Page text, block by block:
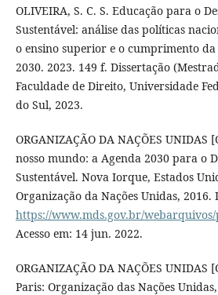
OLIVEIRA, S. C. S. Educação para o
Sustentável: análise das políticas
o ensino superior e o cumprimento
2030. 2023. 149 f. Dissertação
Faculdade de Direito, Universidade
do Sul, 2023.
ORGANIZAÇÃO DA NAÇÕES
nosso mundo: a Agenda 2030 para o
Sustentável. Nova Iorque, Estados
Organização da Nações Unidas, 2016.
https://www.mds.gov.br/webarquivos/
Acesso em: 14 jun. 2022.
ORGANIZAÇÃO DA NAÇÕES UNIDAS
Paris: Organização das Nações